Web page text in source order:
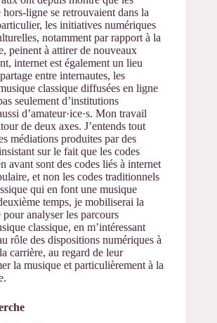
ligne se retrouvaient dans la
les initiatives numériques
notamment par rapport à la
peinent à attirer de nouveaux
internet est également un lieu
entre internautes, les
classique diffusées en ligne
seulement d’institutions
d’amateur·ice·s. Mon travail
de deux axes. J’entends tout
médiations produites par des
sur le fait que les codes
avant sont des codes liés à internet
et non les codes traditionnels
qui en font une musique
temps, je mobiliserai la
analyser les parcours
classique, en m’intéressant
rôle des dispositions numériques à
carrière, au regard de leur
la musique et particulièrement à la